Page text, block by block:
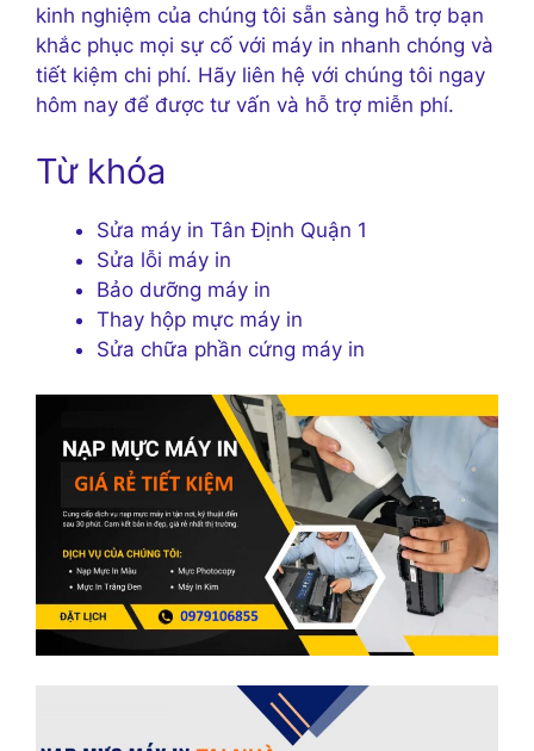
kinh nghiệm của chúng tôi sẵn sàng hỗ trợ bạn
khắc phục mọi sự cố với máy in nhanh chóng và
tiết kiệm chi phí. Hãy liên hệ với chúng tôi ngay
hôm nay để được tư vấn và hỗ trợ miễn phí.
Từ khóa
Sửa máy in Tân Định Quận 1
Sửa lỗi máy in
Bảo dưỡng máy in
Thay hộp mực máy in
Sửa chữa phần cứng máy in